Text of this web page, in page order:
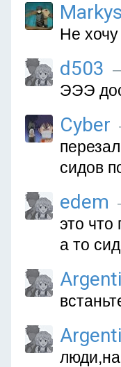
Не
d503
ЭЭЭ
Cyber
сидов
edem
это что
а то